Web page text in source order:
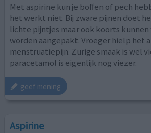
Met aspirine kun je boffen of pech
het werkt niet. Bij zware pijnen doet
lichte pijntjes maar ook koorts
worden aangepakt. Vroeger hielp het
menstruatiepijn. Zurige smaak is wel
paracetamol is eigenlijk nog viezer.
geef mening
Aspirine